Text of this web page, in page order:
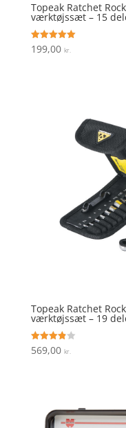
Topeak Ratchet
værktøjssæt – 15
Vurderet
5
199,00 kr.
Topeak Ratchet
værktøjssæt – 19
Vurderet
3.9
569,00 kr.